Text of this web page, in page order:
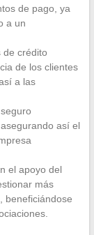
de pago, ya
a un
de crédito
de los clientes
a las
así el
el apoyo del
más
beneficiándose